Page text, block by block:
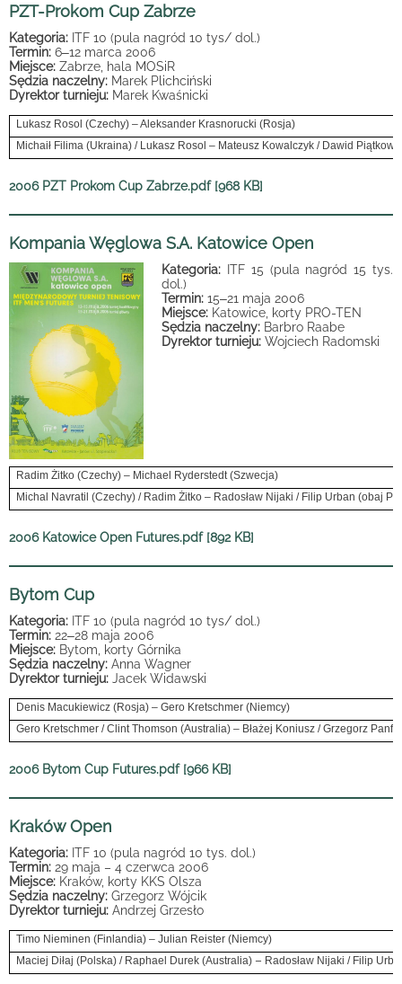
PZT-Prokom Cup Zabrze
Kategoria: ITF 10 (pula nagród 10 tys/ dol.)
Termin: 6–12 marca 2006
Miejsce: Zabrze, hala MOSiR
Sędzia naczelny: Marek Plichciński
Dyrektor turnieju: Marek Kwaśnicki
Lukasz Rosol (Czechy) – Aleksander Krasnorucki (Rosja)
Michaił Filima (Ukraina) / Lukasz Rosol – Mateusz Kowalczyk / Dawid
2006 PZT Prokom Cup Zabrze.pdf [968 KB]
Kompania Węglowa S.A. Katowice Open
Kategoria:
ITF 15 (pula nagród 15 tys.
dol.)
Termin: 15–21 maja 2006
Miejsce: Katowice, korty PRO-TEN
Sędzia naczelny: Barbro Raabe
Dyrektor turnieju: Wojciech Radomski
Radim Żitko (Czechy) – Michael Ryderstedt (Szwecja)
Michal Navratil (Czechy) / Radim Żitko – Radosław Nijaki / Filip Urban (obaj
2006 Katowice Open Futures.pdf [892 KB]
Bytom Cup
Kategoria: ITF 10 (pula nagród 10 tys/ dol.)
Termin: 22–28 maja 2006
Miejsce: Bytom, korty Górnika
Sędzia naczelny: Anna Wagner
Dyrektor turnieju: Jacek Widawski
Denis Macukiewicz (Rosja) – Gero Kretschmer (Niemcy)
Gero Kretschmer / Clint Thomson (Australia) – Błażej Koniusz / Grzegorz
2006 Bytom Cup Futures.pdf [966 KB]
Kraków Open
Kategoria: ITF 10 (pula nagród 10 tys. dol.)
Termin: 29 maja – 4 czerwca 2006
Miejsce: Kraków, korty KKS Olsza
Sędzia naczelny: Grzegorz Wójcik
Dyrektor turnieju: Andrzej Grzesło
Timo Nieminen (Finlandia) – Julian Reister (Niemcy)
Maciej Diłaj (Polska) / Raphael Durek (Australia) – Radosław Nijaki / Filip